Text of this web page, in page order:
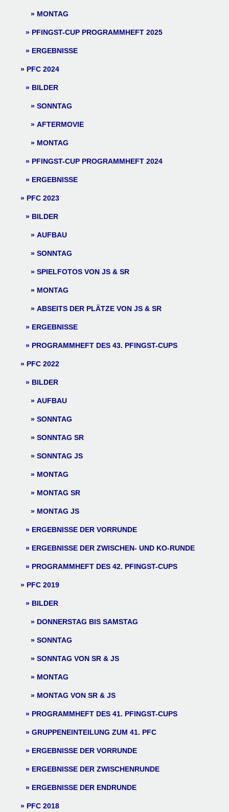
MONTAG
PFINGST-CUP PROGRAMMHEFT 2025
ERGEBNISSE
PFC 2024
BILDER
SONNTAG
AFTERMOVIE
MONTAG
PFINGST-CUP PROGRAMMHEFT 2024
ERGEBNISSE
PFC 2023
BILDER
AUFBAU
SONNTAG
SPIELFOTOS VON JS & SR
MONTAG
ABSEITS DER PLÄTZE VON JS & SR
ERGEBNISSE
PROGRAMMHEFT DES 43. PFINGST-CUPS
PFC 2022
BILDER
AUFBAU
SONNTAG
SONNTAG SR
SONNTAG JS
MONTAG
MONTAG SR
MONTAG JS
ERGEBNISSE DER VORRUNDE
ERGEBNISSE DER ZWISCHEN- UND KO-RUNDE
PROGRAMMHEFT DES 42. PFINGST-CUPS
PFC 2019
BILDER
DONNERSTAG BIS SAMSTAG
SONNTAG
SONNTAG VON SR & JS
MONTAG
MONTAG VON SR & JS
PROGRAMMHEFT DES 41. PFINGST-CUPS
GRUPPENEINTEILUNG ZUM 41. PFC
ERGEBNISSE DER VORRUNDE
ERGEBNISSE DER ZWISCHENRUNDE
ERGEBNISSE DER ENDRUNDE
PFC 2018